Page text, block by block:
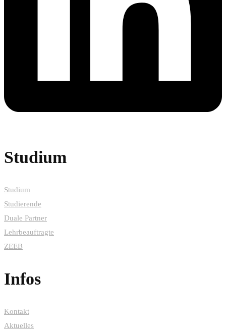
Studium
Studium
Studierende
Duale Partner
Lehrbeauftragte
ZEEB
Infos
Kontakt
Aktuelles